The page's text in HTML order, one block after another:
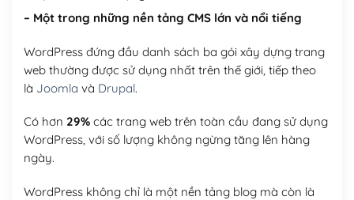
– Một trong những nền tảng CMS lớn và nổi tiếng
WordPress đứng đầu danh sách ba gói xây dựng trang
web thường được sử dụng nhất trên thế giới, tiếp theo
là Joomla và Drupal.
Có hơn 29%các trang web trên toàn cầu đang sử dụng
WordPress, với số lượng không ngừng tăng lên hàng
ngày.
WordPress không chỉ là một nền tảng blog mà còn là